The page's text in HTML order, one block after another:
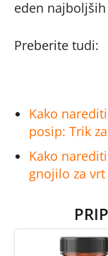
eden
Preberite tudi:
Kako
posip: Trik
Kako
gnojilo za vrt